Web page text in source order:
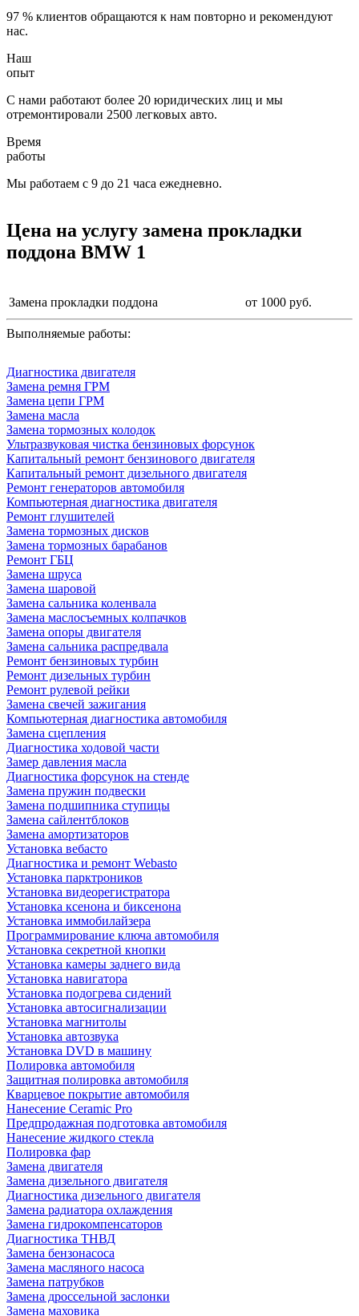
97 % клиентов обращаются к нам повторно и рекомендуют
нас.
Наш
опыт
С нами работают более 20 юридических лиц и мы
отремонтировали 2500 легковых авто.
Время
работы
Мы работаем с 9 до 21 часа ежедневно.
Цена на услугу замена прокладки
поддона BMW 1
Замена прокладки поддона от 1000 руб.
Выполняемые работы:
Диагностика двигателя
Замена ремня ГРМ
Замена цепи ГРМ
Замена масла
Замена тормозных колодок
Ультразвуковая чистка бензиновых форсунок
Капитальный ремонт бензинового двигателя
Капитальный ремонт дизельного двигателя
Ремонт генераторов автомобиля
Компьютерная диагностика двигателя
Ремонт глушителей
Замена тормозных дисков
Замена тормозных барабанов
Ремонт ГБЦ
Замена шруса
Замена шаровой
Замена сальника коленвала
Замена маслосъемных колпачков
Замена опоры двигателя
Замена сальника распредвала
Ремонт бензиновых турбин
Ремонт дизельных турбин
Ремонт рулевой рейки
Замена свечей зажигания
Компьютерная диагностика автомобиля
Замена сцепления
Диагностика ходовой части
Замер давления масла
Диагностика форсунок на стенде
Замена пружин подвески
Замена подшипника ступицы
Замена сайлентблоков
Замена амортизаторов
Установка вебасто
Диагностика и ремонт Webasto
Установка парктроников
Установка видеорегистратора
Установка ксенона и биксенона
Установка иммобилайзера
Программирование ключа автомобиля
Установка секретной кнопки
Установка камеры заднего вида
Установка навигатора
Установка подогрева сидений
Установка автосигнализации
Установка магнитолы
Установка автозвука
Установка DVD в машину
Полировка автомобиля
Защитная полировка автомобиля
Кварцевое покрытие автомобиля
Нанесение Ceramic Pro
Предпродажная подготовка автомобиля
Нанесение жидкого стекла
Полировка фар
Замена двигателя
Замена дизельного двигателя
Диагностика дизельного двигателя
Замена радиатора охлаждения
Замена гидрокомпенсаторов
Диагностика ТНВД
Замена бензонасоса
Замена масляного насоса
Замена патрубков
Замена дроссельной заслонки
Замена маховика